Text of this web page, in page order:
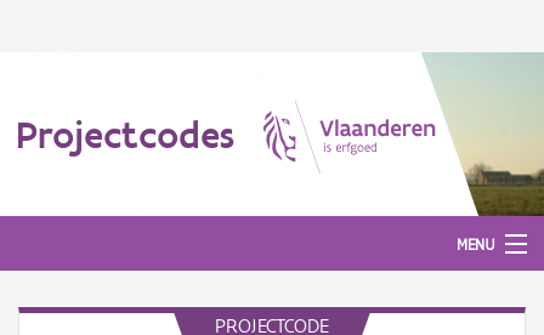
Projectcodes
MENU
PROJECTCODE